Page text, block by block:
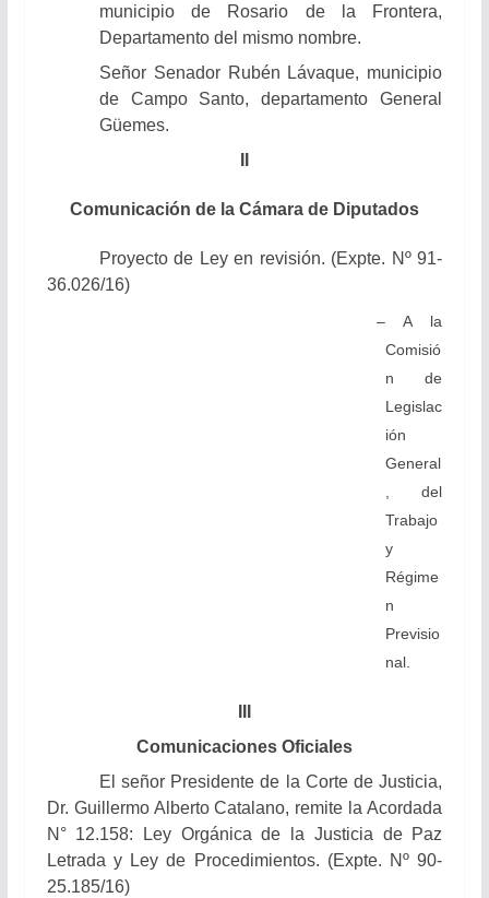
municipio de Rosario de la Frontera,
Departamento del mismo nombre.
Señor Senador Rubén Lávaque, municipio
de Campo Santo, departamento General
Güemes.
Comunicación de la Cámara de Diputados
Proyecto de Ley en revisión. (Expte. Nº 91-
36.026/16)
– A la
Comisió
n de
Legislac
ión
General
, del
Trabajo
y
Régime
n
Previsio
nal.
Comunicaciones Oficiales
El señor Presidente de la Corte de Justicia,
Dr. Guillermo Alberto Catalano, remite la Acordada
N° 12.158: Ley Orgánica de la Justicia de Paz
Letrada y Ley de Procedimientos. (Expte. Nº 90-
25.185/16)